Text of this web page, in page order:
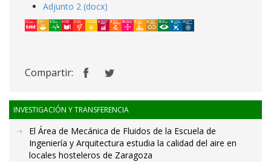
Adjunto 2 (docx)
Compartir:
INVESTIGACIÓN Y TRANSFERENCIA
El Área de Mecánica de Fluidos de la Escuela de
Ingeniería y Arquitectura estudia la calidad del aire en
locales hosteleros de Zaragoza